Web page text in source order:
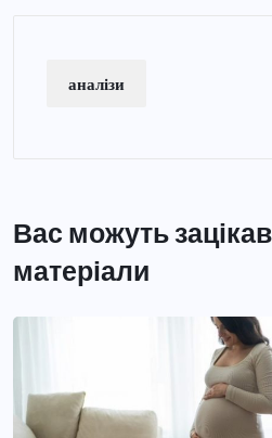
аналізи
Вас можуть
матеріали